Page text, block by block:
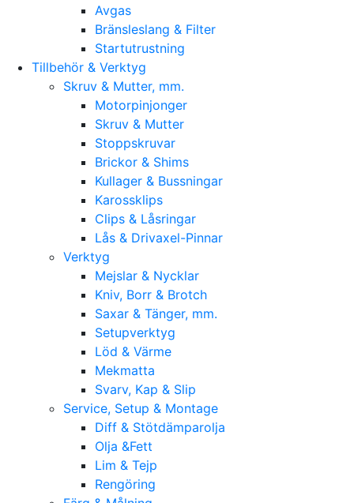
Avgas
Bränsleslang & Filter
Startutrustning
Tillbehör & Verktyg
Skruv & Mutter, mm.
Motorpinjonger
Skruv & Mutter
Stoppskruvar
Brickor & Shims
Kullager & Bussningar
Karossklips
Clips & Låsringar
Lås & Drivaxel-Pinnar
Verktyg
Mejslar & Nycklar
Kniv, Borr & Brotch
Saxar & Tänger, mm.
Setupverktyg
Löd & Värme
Mekmatta
Svarv, Kap & Slip
Service, Setup & Montage
Diff & Stötdämparolja
Olja &Fett
Lim & Tejp
Rengöring